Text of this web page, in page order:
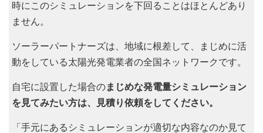
時にこのシミュレーションを下回ることはほとんどあり
ません。
ソーラーパートナーズは、地域に根差して、まじめに活
動をしている太陽光発電業者の全国ネットワークです。
自宅に設置した場合のまじめな発電量シミュレーション
を見てみたい方は、見積り依頼をしてください。
「手元にあるシミュレーションが適切な内容なのか見て